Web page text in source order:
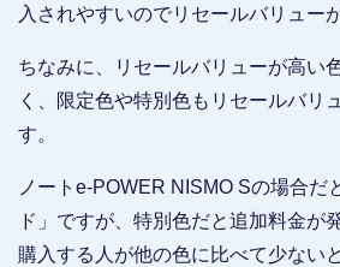
入されやすいのでリセールバリュー
ちなみに、リセールバリューが高い
く、限定色や特別色もリセールバリ
す。
ノートe-POWER NISMO Sの場合だ
ド」ですが、特別色だと追加料金が
購入する人が他の色に比べて少ない